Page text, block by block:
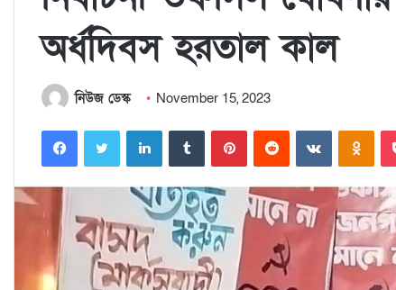
অর্ধদিবস হরতাল কাল
নিউজ ডেস্ক November 15, 2023